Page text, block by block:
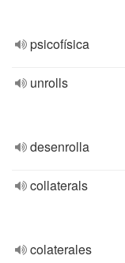
psicofísica
unrolls
desenrolla
collaterals
colaterales